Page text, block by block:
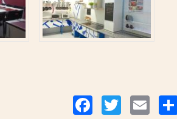
FacebookTwitter Email